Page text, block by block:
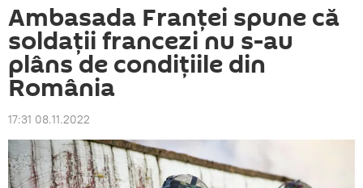
Ambasada Franţei spune că
soldaţii francezi nu s-au
plâns de condiţiile din
România
17:31 08.11.2022